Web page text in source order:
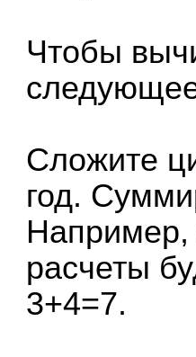
Чтобы
Сложите
год.
Например,
расчеты
3+4=7.